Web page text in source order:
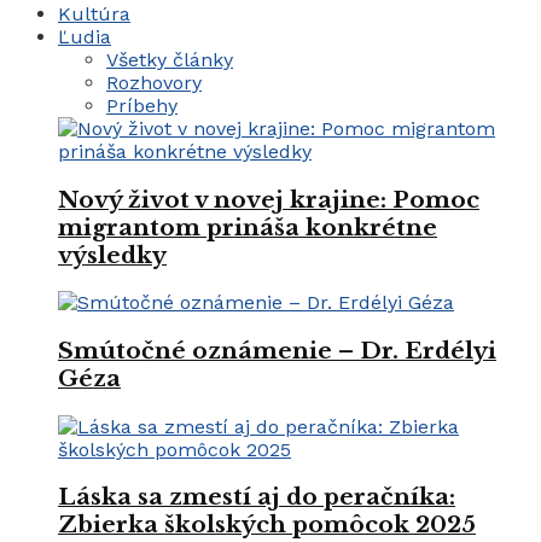
Kultúra
Ľudia
Všetky články
Rozhovory
Príbehy
Nový život v novej krajine: Pomoc
migrantom prináša konkrétne
výsledky
Smútočné oznámenie – Dr. Erdélyi
Géza
Láska sa zmestí aj do peračníka:
Zbierka školských pomôcok 2025